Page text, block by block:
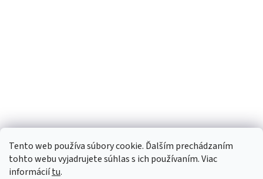
Tento web používa súbory cookie. Ďalším prechádzaním
tohto webu vyjadrujete súhlas s ich používaním. Viac
informáciítu.